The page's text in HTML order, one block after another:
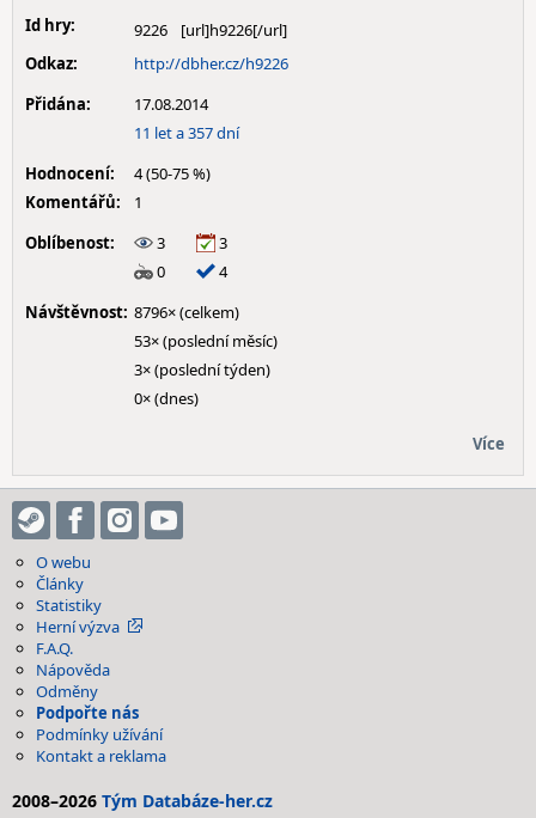
Id hry:
9226
Odkaz:
http://dbher.cz/h9226
Přidána:
17.08.2014
11 let a 357 dní
Hodnocení:
4 (50-75 %)
Komentářů:
1
Oblíbenost:
3
3
0
4
Návštěvnost: 8796× (celkem)
53× (poslední měsíc)
3× (poslední týden)
0× (dnes)
Více
O webu
Články
Statistiky
Herní výzva
F.A.Q.
Nápověda
Odměny
Podpořte nás
Podmínky užívání
Kontakt a reklama
2008–2026 Tým Databáze-her.cz